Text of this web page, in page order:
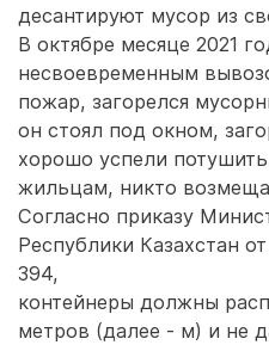
десантируют мусор из
В октябре месяце 2021
несвоевременным
пожар, загорелся
он стоял под окном,
хорошо успели
жильцам, никто
Согласно приказу
Республики Казахстан
394,
контейнеры должны
метров (далее - м) и не